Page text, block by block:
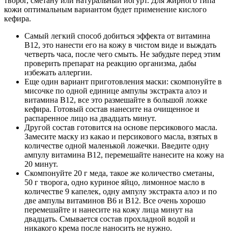
кожи оптимальным вариантом будет применение кислого
кефира.
Самый легкий способ добиться эффекта от витамина
В12, это нанести его на кожу в чистом виде и выждать
четверть часа, после чего смыть. Не забудьте перед этим
проверить препарат на реакцию организма, дабы
избежать аллергии.
Еще один вариант приготовления маски: скомпонуйте в
мисочке по одной единице ампулы экстракта алоэ и
витамина В12, все это размешайте в большой ложке
кефира. Готовый состав нанесите на очищенное и
распаренное лицо на двадцать минут.
Другой состав готовится на основе персикового масла.
Замесите маску из какао и персикового масла, взятых в
количестве одной маленькой ложечки. Введите одну
ампулу витамина В12, перемешайте нанесите на кожу на
20 минут.
Скомпонуйте 20 г меда, такое же количество сметаны,
50 г творога, одно куриное яйцо, лимонное масло в
количестве 9 капелек, одну ампулу экстракта алоэ и по
две ампулы витаминов В6 и В12. Все очень хорошо
перемешайте и нанесите на кожу лица минут на
двадцать. Смывается состав прохладной водой и
никакого крема после наносить не нужно.